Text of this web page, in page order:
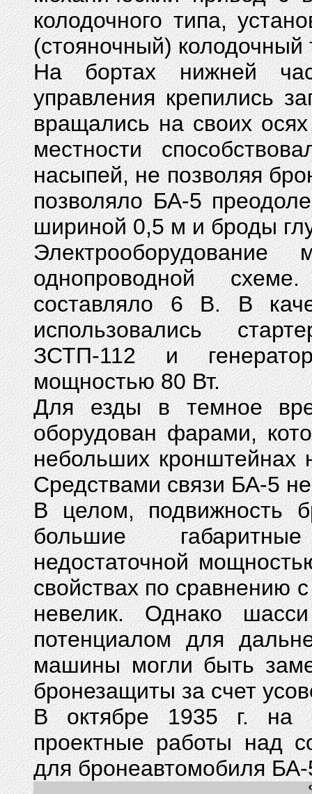
колодочного типа,
(стояночный)
На бортах нижней
управления крепились
вращались на своих
местности
насыпей, не позволяя
позволяло БА-5
шириной 0,5 м и броды
однопроводной
составляло 6 В. В
использовались
ЗСТП-112 и
мощностью 80 Вт.
Для езды в темное
оборудован фарами,
небольших кронштейнах
Средствами связи БА-5
В целом, подвижность
большие
недостаточной
свойствах по
невелик. Однако
потенциалом для
машины могли быть
бронезащиты за счет
В октябре 1935 г. на
проектные работы над
для бронеавтомобиля